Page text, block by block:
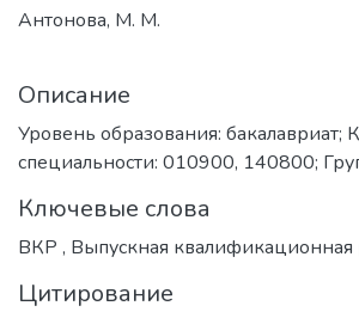
Антонова, М. М.
Описание
Уровень образования: бакалавриат;
специальности: 010900, 140800;
Ключевые слова
ВКР , Выпускная квалификационная
Цитирование